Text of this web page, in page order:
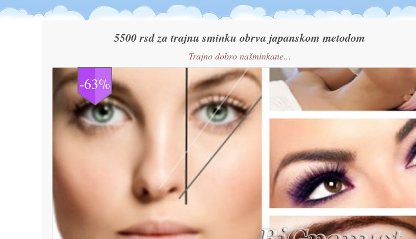
5500 rsd za trajnu sminku obrva japanskom metodom
Trajno dobro našminkane...
-63%